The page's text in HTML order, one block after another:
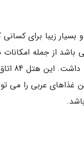
زیبا برای
از جمله امکانات
یک حمام
عربی را می